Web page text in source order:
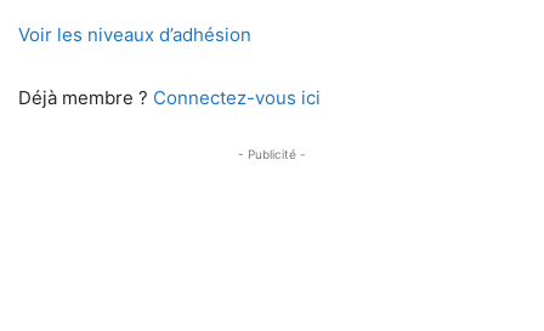
Voir les niveaux d’adhésion
Déjà membre ? Connectez-vous ici
- Publicité -